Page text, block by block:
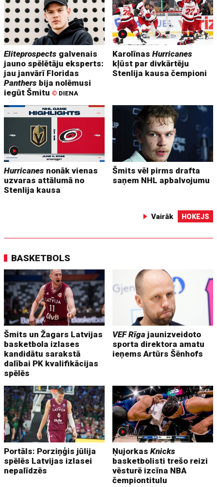
Eliteprospects galvenais
jauno spēlētāju eksperts:
jau janvārī Floridas
Panthers bija nolēmusi
iegūt Šmitu © DIENA
KarolīnasHurricanes
kļūst par divkārtēju
Stenlija kausa čempioni
Hurricanes nonāk vienas
uzvaras attālumā no
Stenlija kausa
Šmits vēl pirms drafta
saņem NHL apbalvojumu
Vairāk HOKEJS
BASKETBOLS
Šmits un Žagars Latvijas
basketbola izlases
kandidātu sarakstā
dalībai PK kvalifikācijas
spēlēs
VEF Rīga jaunizveidoto
sporta direktora amatu
ieņems Artūrs Šēnhofs
Portāls: Porziņģis jūlija
spēlēs Latvijas izlasei
nepalīdzēs
ŅujorkasKnicks
basketbolisti trešo reizi
vēsturē izcīna NBA
čempiontitulu